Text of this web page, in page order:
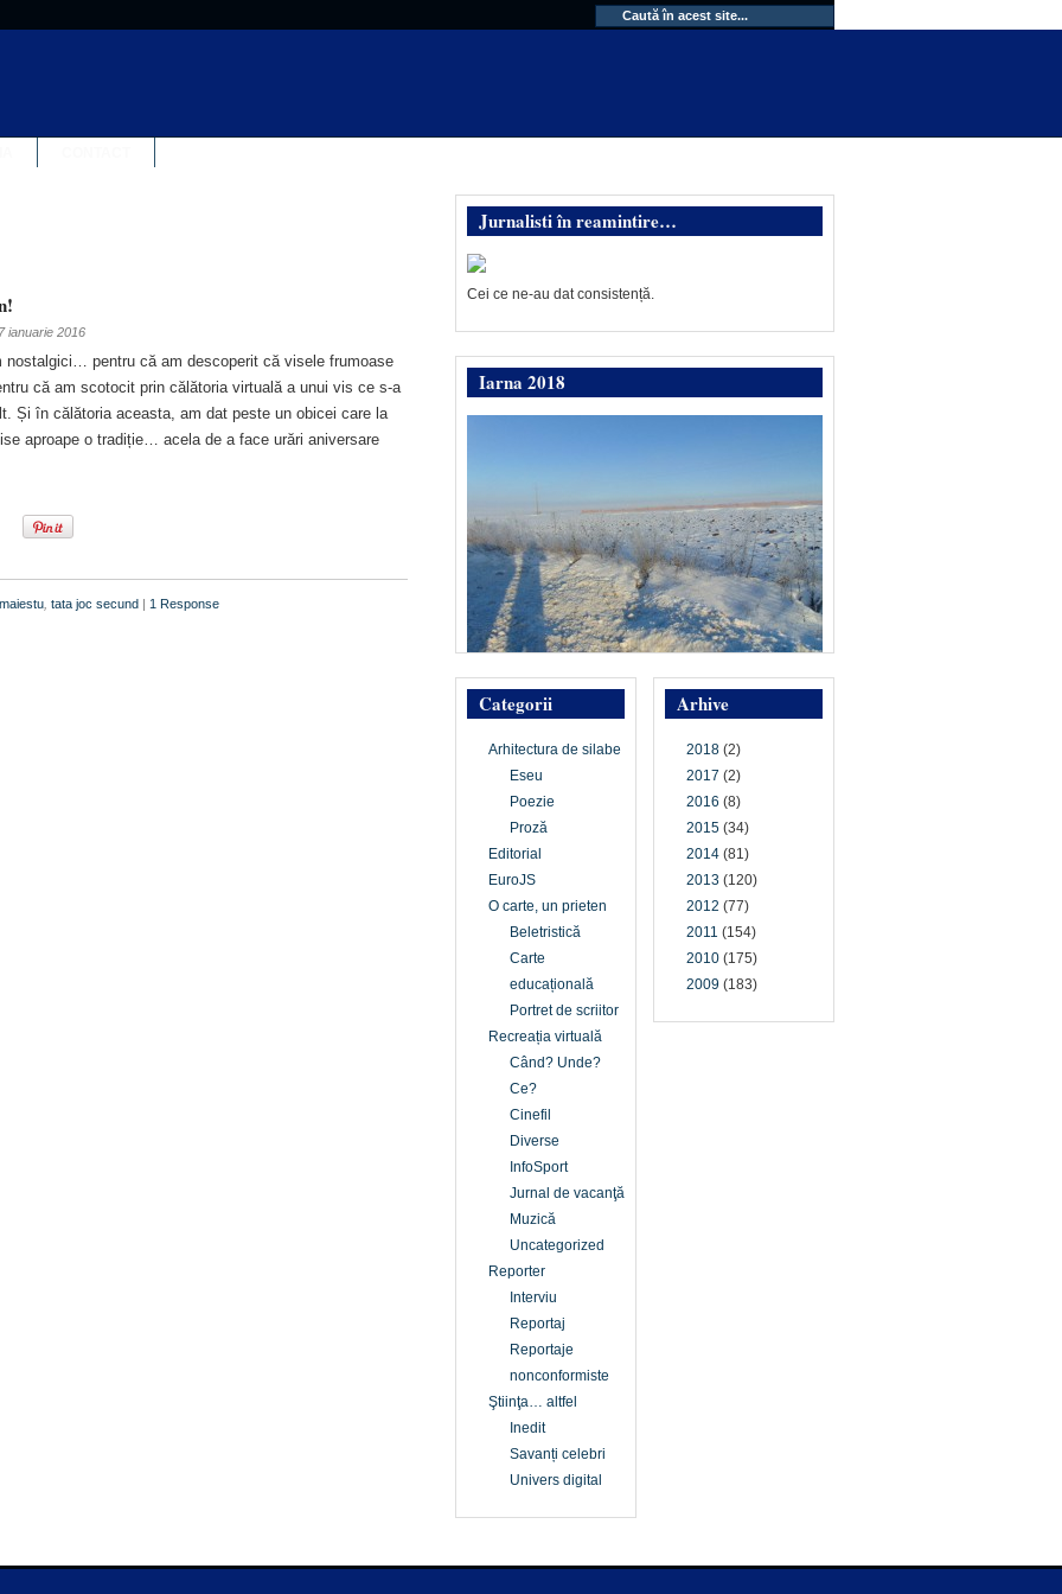
ianuarie 2016
nostalgici… pentru că am descoperit că visele frumoase
că am scotocit prin călătoria virtuală a unui vis ce s-a
Și în călătoria aceasta, am dat peste un obicei care la
aproape o tradiție… acela de a face urări aniversare
maiestu tata joc secund | 1 Response
Jurnalisti în reamintire…
Cei ce ne-au dat consistență.
Iarna 2018
Arhive
2018 (2)
2017 (2)
2016 (8)
2015 (34)
2014 (81)
2013 (120)
2012 (77)
2011 (154)
2010 (175)
2009 (183)
Categorii
Arhitectura de silabe
Eseu
Poezie
Proză
Editorial
EuroJS
O carte, un prieten
Beletristică
Carte
educațională
Portret de scriitor
Recreația virtuală
Când? Unde?
Ce?
Cinefil
Diverse
InfoSport
Jurnal de vacanţă
Muzică
Uncategorized
Reporter
Interviu
Reportaj
Reportaje
nonconformiste
Ştiinţa… altfel
Inedit
Savanți celebri
Univers digital